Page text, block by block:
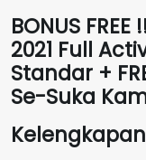
BONUS
2021 Full
Standar +
Se-Suka
Kelengkapan